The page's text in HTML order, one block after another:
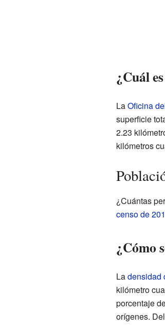
¿Cuál
LaOficina
superficie
2.23
kilómetros
¿Cuántas
censo de
¿Cómo
Ladensidad
kilómetro
porcentaje
orígenes.